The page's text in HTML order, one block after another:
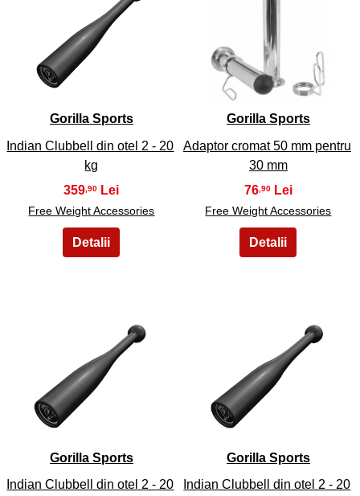
5
Gorilla Sports
Indian Clubbell din otel 2 - 20
kg
359 ,90
Free Weight Accessories
6
Gorilla Sports
Adaptor cromat 50 mm pentru
30 mm
76,90
Free Weight Accessories
7
Gorilla Sports
Indian Clubbell din otel 2 - 20
8
Gorilla Sports
Indian Clubbell din otel 2 - 20